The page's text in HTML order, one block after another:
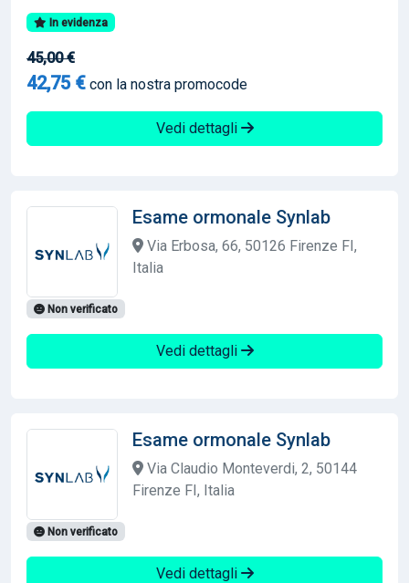
In evidenza
45,00 €
42,75 € con la nostra promocode
Vedi dettagli
Esame ormonale Synlab
Via Erbosa, 66, 50126 Firenze FI,
Italia
Non verificato
Vedi dettagli
Esame ormonale Synlab
Via Claudio Monteverdi, 2, 50144
Firenze FI, Italia
Non verificato
Vedi dettagli